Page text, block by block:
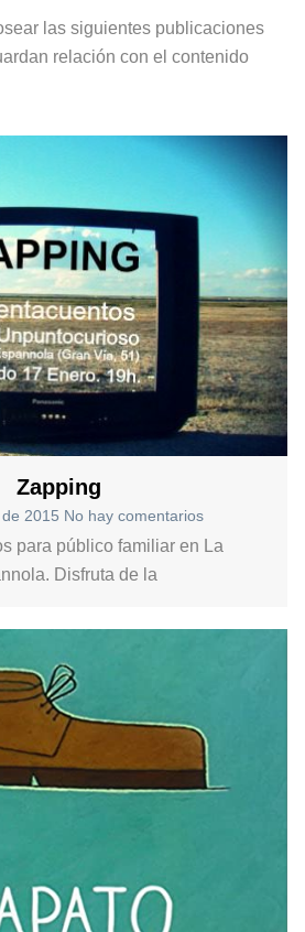
Zapping
2015 No hay comentarios
para público familiar en La
Disfruta de la
las siguientes publicaciones
relación con el contenido